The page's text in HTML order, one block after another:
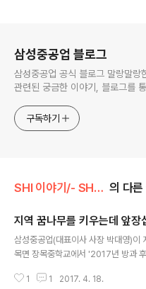
삼성중공업 블로그
삼성중공업 공식 블로그 말랑말
관련된 궁금한 이야기, 블로그를
구독하기
SHI 이야기/- SHI 행복나눔 의 다른
지역 꿈나무를 키우는데 앞장
삼성중공업(대표이사 사장 박대영)이
목면 장목중학교에서 '2017년 방과
격차를 해소하고 임직원들이 가진 재
1 1 2017. 4. 18.